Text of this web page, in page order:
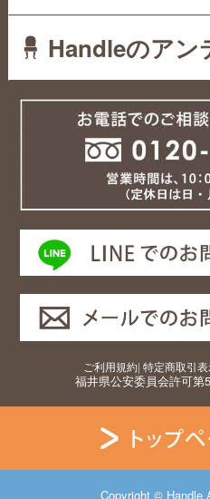
Handleのアン
ご利用規約| 特定商取引
福井県公安委員会許可第
Copyright © Handle